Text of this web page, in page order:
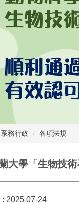
系務行政 各項法規
大學「生物技
: 2025-07-24